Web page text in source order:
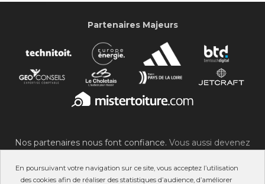
En poursuivant votre navigation sur ce site, vous acceptez l’utilisation
des cookies afin de réaliser des statistiques d’audience, d’améliorer
Partenaires Majeurs
Nos partenaires nous font confiance. Vous aussi devenez